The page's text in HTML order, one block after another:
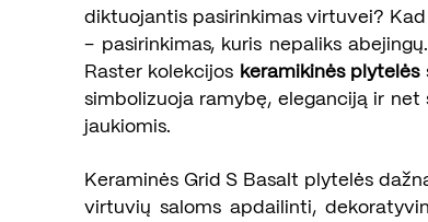
diktuojantis pasirinkimas virtuvei?
– pasirinkimas, kuris nepaliks
Raster kolekcijos keramikinės plytelės
simbolizuoja ramybę, eleganciją ir
jaukiomis.
Keraminės Grid S Basalt plytelės
virtuvių saloms apdailinti,